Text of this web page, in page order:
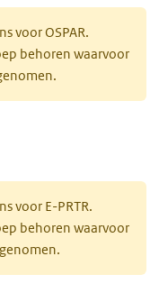
voor OSPAR.
behoren waarvoor
voor E-PRTR.
behoren waarvoor